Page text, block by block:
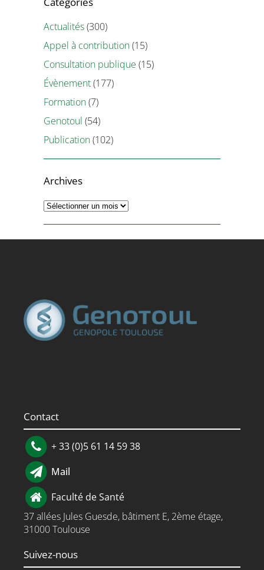
Actualités(300)
Appel à contribution(15)
Consultation publique (15)
Évènement(177)
Formation(7)
Genotoul (54)
Publication(102)
Archives
Archives
Contact
+ 33 (0)5 61 14 59 38
Mail
Faculté de Santé
37 allées Jules Guesde, bâtiment E, 2ème étage,
31000 Toulouse
Suivez-nous